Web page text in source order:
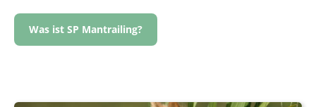
Was ist SP Mantrailing?